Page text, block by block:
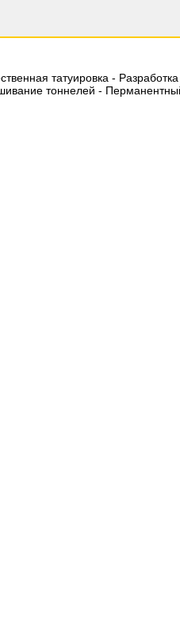
татуировка -
тоннелей -